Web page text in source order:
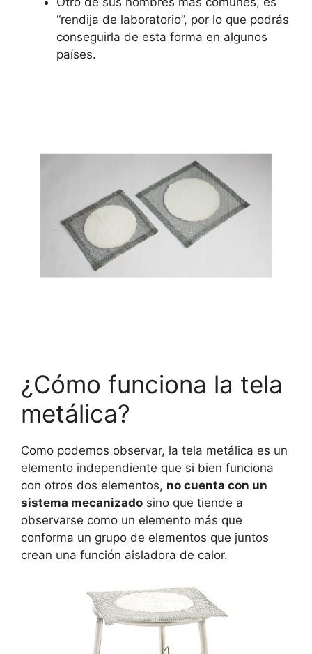
“rendija de laboratorio”, por lo que podrás
conseguirla de esta forma en algunos
países.
¿Cómo funciona la tela
metálica?
Como podemos observar, la tela metálica es un
elemento independiente que si bien funciona
con otros dos elementos, no cuenta con un
sistema mecanizado sino que tiende a
observarse como un elemento más que
conforma un grupo de elementos que juntos
crean una función aisladora de calor.